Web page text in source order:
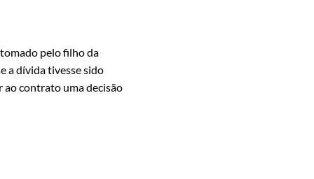
pelo filho da
a dívida tivesse sido
ao contrato uma decisão